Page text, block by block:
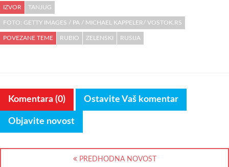
IZVOR TANJUG
FOTO: GETTY IMAGES / PA / MICHAEL KAPPELER/ VOSTOK.RS
POVEZANE TEME RUBIO ZELENSKI RUSIJA
Komentara (0) Ostavite Vaš komentar
Objavite novost
PREDHODNA NOVOST